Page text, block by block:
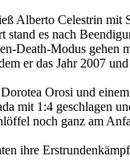
Alberto Celestrin mit
stand es nach
Death-Modus gehen
er das Jahr 2007
Orosi und
mit 1:4 geschlagen
noch ganz am
ihre